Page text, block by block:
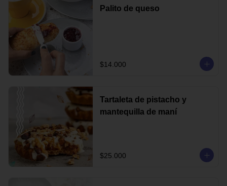
Palito de queso
$14.000
Tartaleta de pistacho y
mantequilla de maní
$25.000